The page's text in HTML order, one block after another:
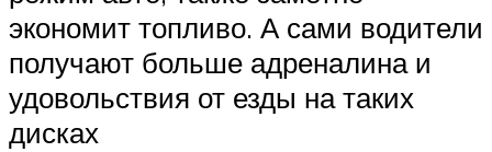
экономит топливо. А сами водители
получают больше адреналина и
удовольствия от езды на таких
дисках